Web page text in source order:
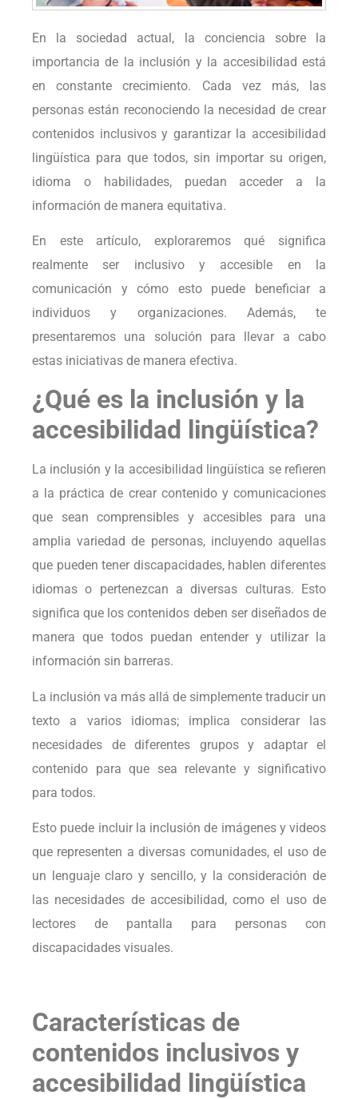
En la sociedad actual, la conciencia sobre la
importancia de la inclusión y la accesibilidad está
en constante crecimiento. Cada vez más, las
personas están reconociendo la necesidad de crear
contenidos inclusivos y garantizar la accesibilidad
lingüística para que todos, sin importar su origen,
idioma o habilidades, puedan acceder a la
información de manera equitativa.
En este artículo, exploraremos qué significa
realmente ser inclusivo y accesible en la
comunicación y cómo esto puede beneficiar a
individuos y organizaciones. Además, te
presentaremos una solución para llevar a cabo
estas iniciativas de manera efectiva.
¿Qué es la inclusión y la
accesibilidad lingüística?
La inclusión y la accesibilidad lingüística se refieren
a la práctica de crear contenido y comunicaciones
que sean comprensibles y accesibles para una
amplia variedad de personas, incluyendo aquellas
que pueden tener discapacidades, hablen diferentes
idiomas o pertenezcan a diversas culturas. Esto
significa que los contenidos deben ser diseñados de
manera que todos puedan entender y utilizar la
información sin barreras.
La inclusión va más allá de simplemente traducir un
texto a varios idiomas; implica considerar las
necesidades de diferentes grupos y adaptar el
contenido para que sea relevante y significativo
para todos.
Esto puede incluir la inclusión de imágenes y videos
que representen a diversas comunidades, el uso de
un lenguaje claro y sencillo, y la consideración de
las necesidades de accesibilidad, como el uso de
lectores de pantalla para personas con
discapacidades visuales.
Características de
contenidos inclusivos y
accesibilidad lingüística